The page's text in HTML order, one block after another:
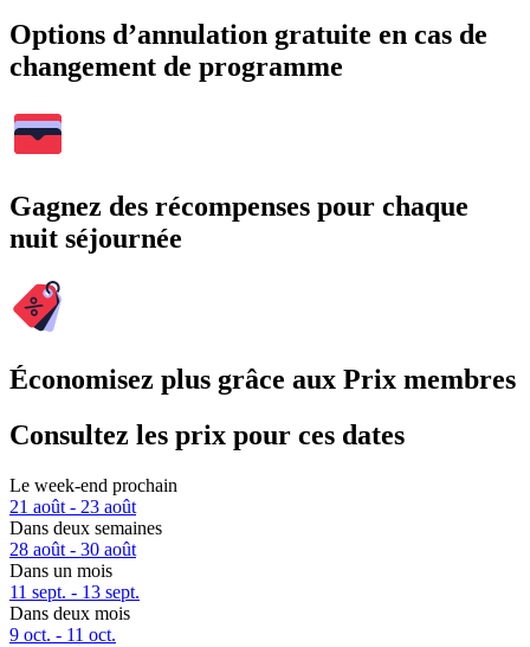
Options d’annulation gratuite en cas de
changement de programme
Gagnez des récompenses pour chaque
nuit séjournée
Économisez plus grâce aux Prix membres
Consultez les prix pour ces dates
Le week-end prochain
21 août - 23 août
Dans deux semaines
28 août - 30 août
Dans un mois
11 sept. - 13 sept.
Dans deux mois
9 oct. - 11 oct.